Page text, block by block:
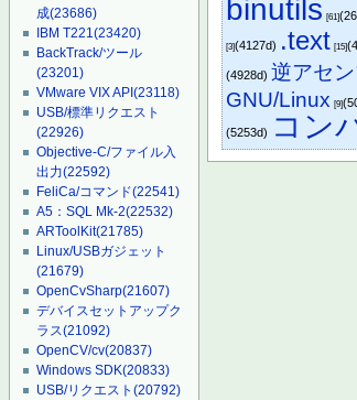
成(23686)
IBM T221(23420)
BackTrack/ツール
(23201)
VMware VIX API(23118)
USB/標準リクエスト
(22926)
Objective-C/ファイル入
出力(22592)
FeliCa/コマンド(22541)
A5：SQL Mk-2(22532)
ARToolKit(21785)
Linux/USBガジェット
(21679)
OpenCvSharp(21607)
デバイスセットアップク
ラス(21092)
OpenCV/cv(20837)
Windows SDK(20833)
USB/リクエスト(20792)
binutils [61]
[3](4127d) .text [15]
(4928d) 逆アセ
GNU/Linux [9]
(5253d) コン